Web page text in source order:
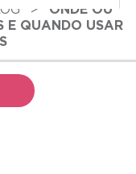
>
ONDE OU
E QUANDO USAR